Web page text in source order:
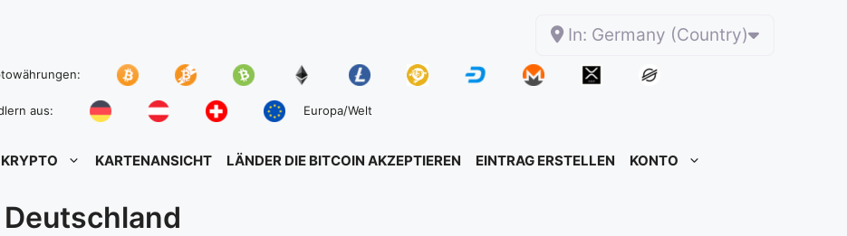
In: Germany (Country)
aus: Europa/Welt
KRYPTO KARTENANSICHT LÄNDER DIE BITCOIN AKZEPTIEREN EINTRAG ERSTELLEN KONTO